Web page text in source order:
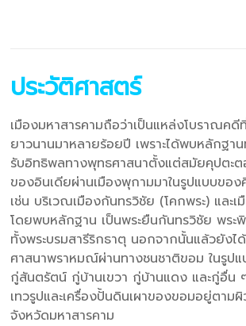
ประวัติศาสตร์
เมืองมหาสารคามถือว่าเป็นแหล่งโบราณค
ยาวนานมาหลายร้อยปี เพราะได้พบหลักฐา
รับอิทธิพลทางพุทธศาสนาตั้งแต่สมัยคุปตะต
ของอินเดียผ่านเมืองพุกามมาในรูปแบบขอ
เช่น บริเวณเมืองกันทรวิชัย (โคกพระ) และเ
โดยพบหลักฐาน เป็นพระยืนกันทรวิชัย พระ
ทั้งพระบรมสารีริกธาตุ นอกจากนั้นแล้วยัง
ศาสนาพราหมณ์ผ่านทางชนชาติขอม ในรูป
กู่สันตรัตน์ กู่บ้านเขวา กู่บ้านแดง และกู่อื่น
เทวรูปและเครื่องปั้นดินเผาของขอมอยู่ตาม
จังหวัดมหาสารคาม